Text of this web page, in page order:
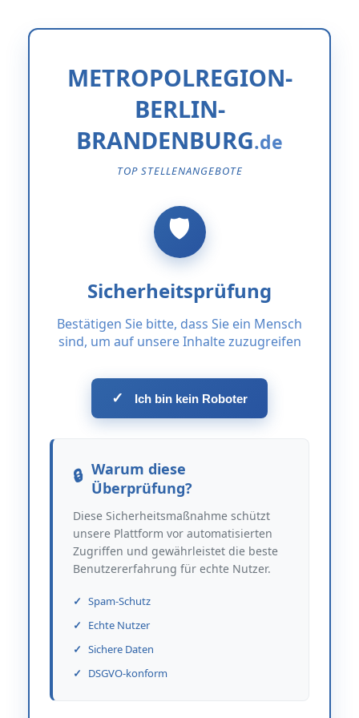
METROPOLREGION-
BERLIN-
BRANDENBURG
TOP STELLENANGEBOTE
Sicherheitsprüfung
Bestätigen Sie bitte, dass Sie ein Mensch
sind, um auf unsere Inhalte zuzugreifen
✓ Ich bin kein Roboter
Warum diese
Überprüfung?
Diese Sicherheitsmaßnahme schützt
unsere Plattform vor automatisierten
Zugriffen und gewährleistet die beste
Benutzererfahrung für echte Nutzer.
Spam-Schutz
Echte Nutzer
Sichere Daten
DSGVO-konform